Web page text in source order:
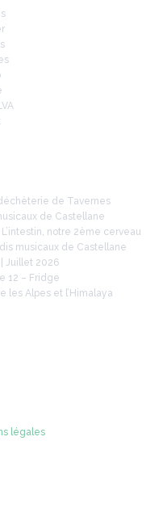
de Tavernes
de Castellane
notre 2ème cerveau
musicaux de Castellane
Juillet 2026
12 – Fridge
les Alpes et l’Himalaya
légales